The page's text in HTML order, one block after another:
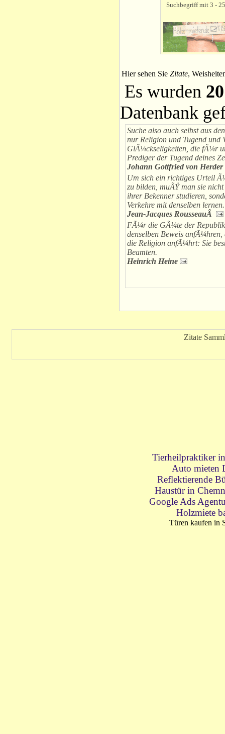
Suchbegriff mit 3 -
Hier sehen Sie Zitate,
Es wurden 20
Datenbank
Suche also auch selbst aus
nur Religion und Tugend und
GlÃ¼ckseligkeiten, die fÃ¼r
Prediger der Tugend deines
Johann Gottfried von Herder
Um sich ein richtiges Urteil
zu bilden, muÃŸ man sie
ihrer Bekenner studieren,
Verkehre mit denselben lernen.
Jean-Jacques RousseauÂ
FÃ¼r die GÃ¼te der
denselben Beweis
die Religion anfÃ¼hrt: Sie
Beamten.
Heinrich Heine
Zitate
Tierheilpraktiker
Auto mieten
Reflektierende
Haustür in
Google Ads
Holzmiete
Türen kaufen in